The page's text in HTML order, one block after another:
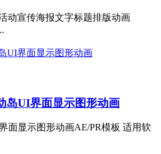
动宣传海报文字标题排版动画
岛UI界面显示图形动画
面显示图形动画AE/PR模板 适用软